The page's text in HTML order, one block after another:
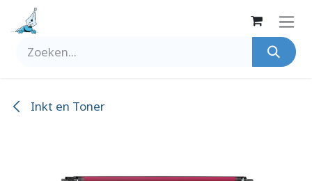
Overslaan naar inhoud
Inkt en Toner